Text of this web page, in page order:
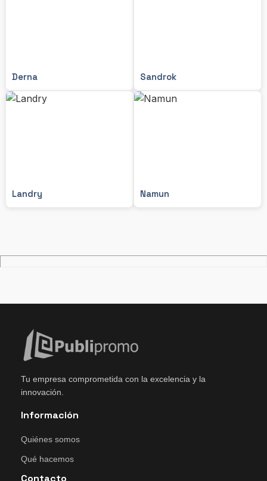
Derna Sandrok
Landry Namun
Tu empresa comprometida con la excelencia y la
innovación.
Información
Quiénes somos
Qué hacemos
Contacto